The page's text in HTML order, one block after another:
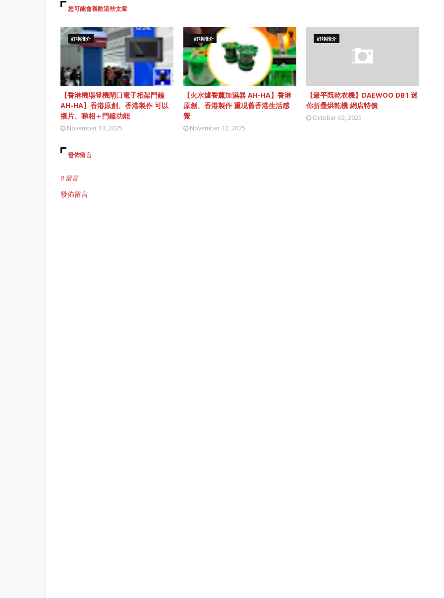
您可能會喜歡這些文章
好物推介
【香港機場登機閘口電子相架門鐘
AH-HA】香港原創、香港製作 可以
播片、睇相＋門鐘功能
November 13, 2025
好物推介
【火水爐香薰加濕器 AH-HA】香港
原創、香港製作 重現舊香港生活感
覺
November 12, 2025
好物推介
【最平既乾衣機】DAEWOO DB1 迷
你折疊烘乾機 網店特價
October 03, 2025
發佈留言
0 留言
發佈留言